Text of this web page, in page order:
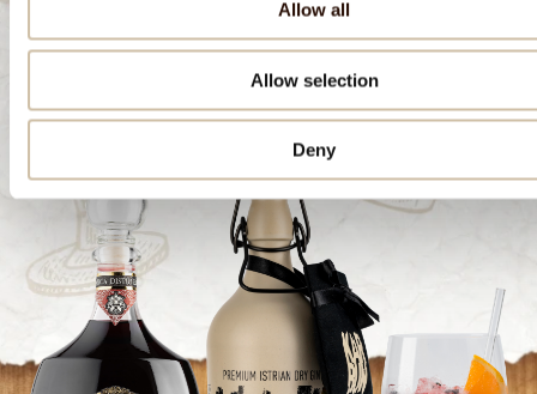
Allow all
Allow selection
Deny